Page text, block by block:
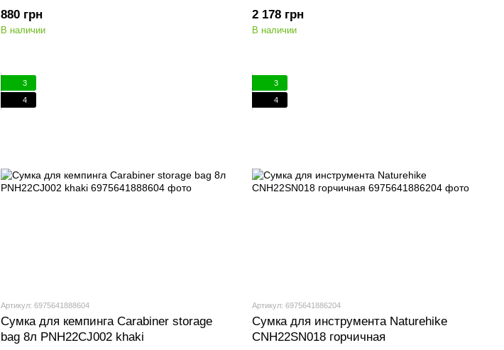
серая
880 грн
В наличии
армейский зеленый
2 178 грн
В наличии
3
4
Артикул: 6975641888604
Сумка для кемпинга Carabiner storage
bag 8л PNH22CJ002 khaki
3
4
Артикул: 6975641886204
Сумка для инструмента Naturehike
CNH22SN018 горчичная